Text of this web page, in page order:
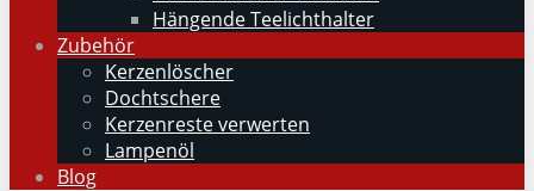
Hängende Teelichthalter
Zubehör
Kerzenlöscher
Dochtschere
Kerzenreste verwerten
Lampenöl
Blog